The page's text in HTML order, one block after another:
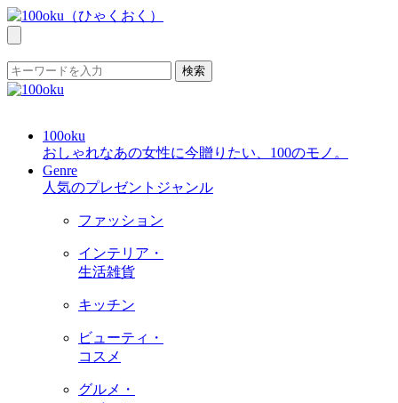
検索
100oku
おしゃれなあの女性に今贈りたい、100のモノ。
Genre
人気のプレゼントジャンル
ファッション
インテリア・
生活雑貨
キッチン
ビューティ・
コスメ
グルメ・